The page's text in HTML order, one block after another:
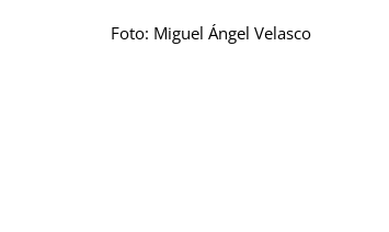
Foto: Miguel Ángel Velasco